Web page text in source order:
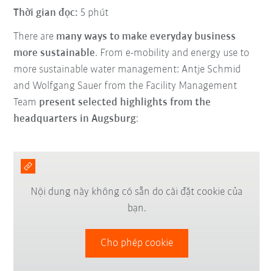
Thời gian đọc: 5 phút
There are many ways to make everyday business
more sustainable. From e-mobility and energy use to
more sustainable water management: Antje Schmid
and Wolfgang Sauer from the Facility Management
Team present selected highlights from the
headquarters in Augsburg:
Nội dung này không có sẵn do cài đặt cookie của
bạn.
Cho phép cookie